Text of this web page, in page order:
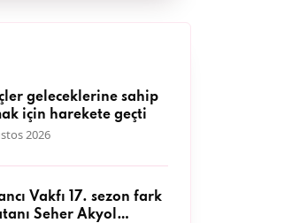
geleceklerine sahip
için harekete geçti
2026
Vakfı 17. sezon fark
Seher Akyol